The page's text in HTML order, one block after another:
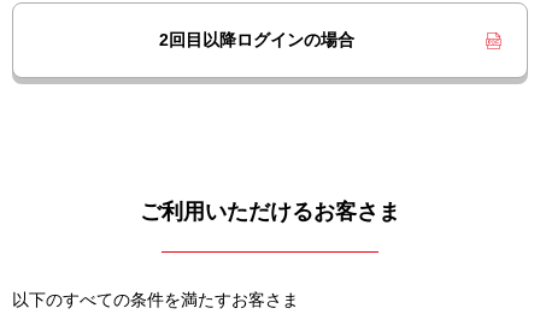
2回目以降ログインの場合
ご利用いただけるお客さま
以下のすべての条件を満たすお客さま